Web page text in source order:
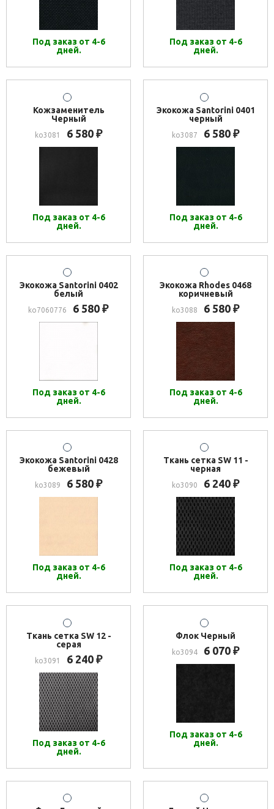
Под заказ от 4-6
дней.
Под заказ от 4-6
дней.
Кожзаменитель
Черный
ko3081 6 580 ₽
Под заказ от 4-6
дней.
Экокожа Santorini 0401
черный
ko3087 6 580 ₽
Под заказ от 4-6
дней.
Экокожа Santorini 0402
белый
ko7060776 6 580 ₽
Под заказ от 4-6
дней.
Экокожа Rhodes 0468
коричневый
ko3088 6 580 ₽
Под заказ от 4-6
дней.
Экокожа Santorini 0428
бежевый
ko3089 6 580 ₽
Под заказ от 4-6
дней.
Ткань сетка SW 11 -
черная
ko3090 6 240 ₽
Под заказ от 4-6
дней.
Ткань сетка SW 12 -
серая
ko3091 6 240 ₽
Под заказ от 4-6
дней.
Флок Черный
ko3094 6 070 ₽
Под заказ от 4-6
дней.